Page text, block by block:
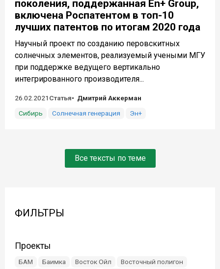
поколения, поддержанная En+ Group,
включена Роспатентом в топ-10
лучших патентов по итогам 2020 года
Научный проект по созданию перовскитных
солнечных элементов, реализуемый учеными МГУ
при поддержке ведущего вертикально
интегрированного производителя...
26.02.2021 Статья
Дмитрий Аккерман
Сибирь
Солнечная генерация Эн+
Все тексты по теме
ФИЛЬТРЫ
Проекты
БАМ Баимка Восток Ойл
Восточный полигон